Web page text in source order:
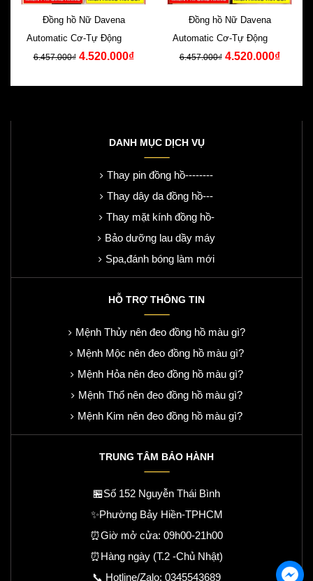
Đồng hồ Nữ Davena
Automatic Cơ-Tự Động Dây
Da Đen Swarovski
6.457.000₫ 4.520.000₫
Đồng hồ Nữ Davena
Automatic Cơ-Tự Động Dây
Da Đỏ Swarovski
6.457.000₫ 4.520.000₫
DANH MỤC DỊCH VỤ
Thay pin đồng hồ--------
Thay dây da đồng hồ---
Thay mặt kính đồng hồ-
Bảo dưỡng lau dầy máy
Spa,đánh bóng làm mới
HỖ TRỢ THÔNG TIN
Mệnh Thủy nên đeo đồng hồ màu gì?
Mệnh Mộc nên đeo đồng hồ màu gì?
Mệnh Hỏa nên đeo đồng hồ màu gì?
Mệnh Thổ nên đeo đồng hồ màu gì?
Mệnh Kim nên đeo đồng hồ màu gì?
TRUNG TÂM BẢO HÀNH
🏪Số 152 Nguyễn Thái Bình
✨Phường Bảy Hiền-TPHCM
⏰Giờ mở cửa: 09h00-21h00
⏰Hàng ngày (T.2 -Chủ Nhật)
📞 Hotline/Zalo: 0345543689